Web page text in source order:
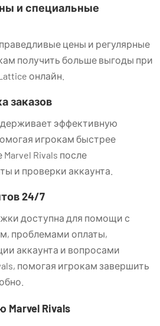
и специальные
цены и регулярные
получить больше выгоды при
онлайн.
заказов
эффективную
игрокам быстрее
Rivals после
и проверки аккаунта.
24/7
доступна для помощи с
проблемами оплаты,
аккаунта и вопросами
помогая игрокам завершить
Marvel Rivals